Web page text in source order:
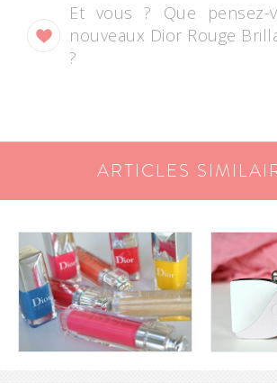
Et vous ? Que pensez-
nouveaux Dior Rouge
?
ARTICLES